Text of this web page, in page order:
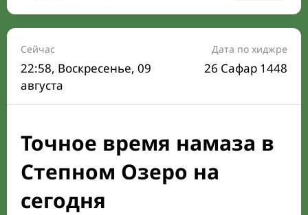
Время намаза на сегодня
Расписание на месяц
Время Сухура и Ифтара на сегодня
Календарь рамадана
Направление киблы
Сейчас
22:58, Воскресенье, 09
августа
Дата по хиджре
26 Сафар 1448
Точное время намаза в
Степном Озеро на
сегодня